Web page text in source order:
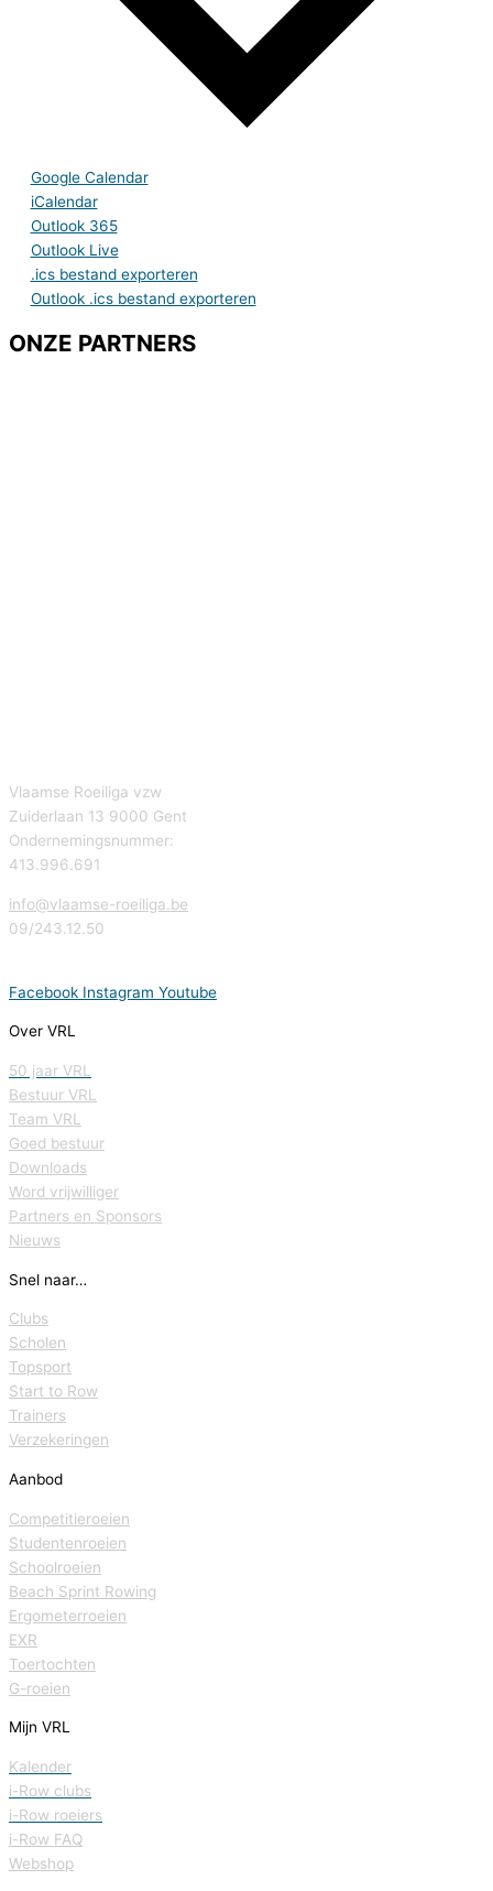
Google Calendar
iCalendar
Outlook 365
Outlook Live
.ics bestand exporteren
Outlook .ics bestand exporteren
ONZE PARTNERS
Vlaamse Roeiliga vzw
Zuiderlaan 13 9000 Gent
Ondernemingsnummer:
413.996.691
info@vlaamse-roeiliga.be
09/243.12.50
Facebook Instagram Youtube
Over VRL
50 jaar VRL
Bestuur VRL
Team VRL
Goed bestuur
Downloads
Word vrijwilliger
Partners en Sponsors
Nieuws
Snel naar…
Clubs
Scholen
Topsport
Start to Row
Trainers
Verzekeringen
Aanbod
Competitieroeien
Studentenroeien
Schoolroeien
Beach Sprint Rowing
Ergometerroeien
EXR
Toertochten
G-roeien
Mijn VRL
Kalender
i-Row clubs
i-Row roeiers
i-Row FAQ
Webshop